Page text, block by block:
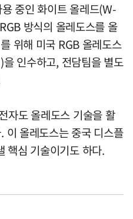
중인 화이트 올레드(W-
방식의 올레도스를 올
위해 미국 RGB 올레도스
인수하고, 전담팀을 별도
자도 올레도스 기술을 활
이 올레도스는 중국 디스플
핵심 기술이기도 하다.